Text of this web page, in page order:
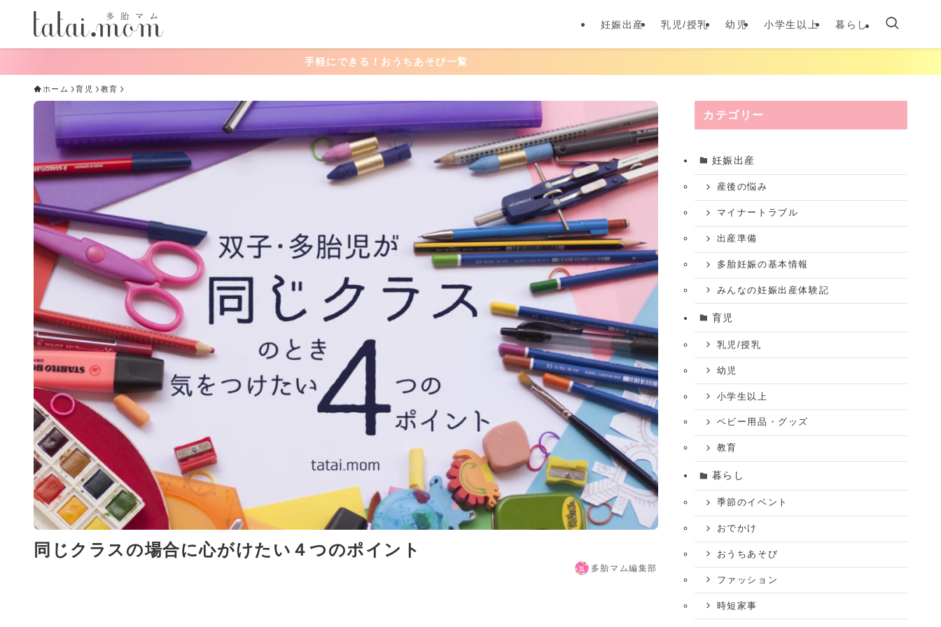
妊娠出産 乳児/授乳 幼児 小学生以上 暮らし
手軽にできる！おうちあそび一覧
ホーム 育児 教育
同じクラスの場合に心がけたい４つのポイント
多胎マム編集部
カテゴリー
妊娠出産
産後の悩み
マイナートラブル
出産準備
多胎妊娠の基本情報
みんなの妊娠出産体験記
育児
乳児/授乳
幼児
小学生以上
ベビー用品・グッズ
教育
暮らし
季節のイベント
おでかけ
おうちあそび
ファッション
時短家事